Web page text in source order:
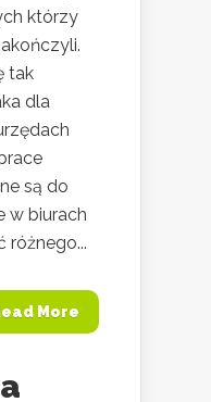
którzy
tak
dla
są do
w biurach
różnego...
More